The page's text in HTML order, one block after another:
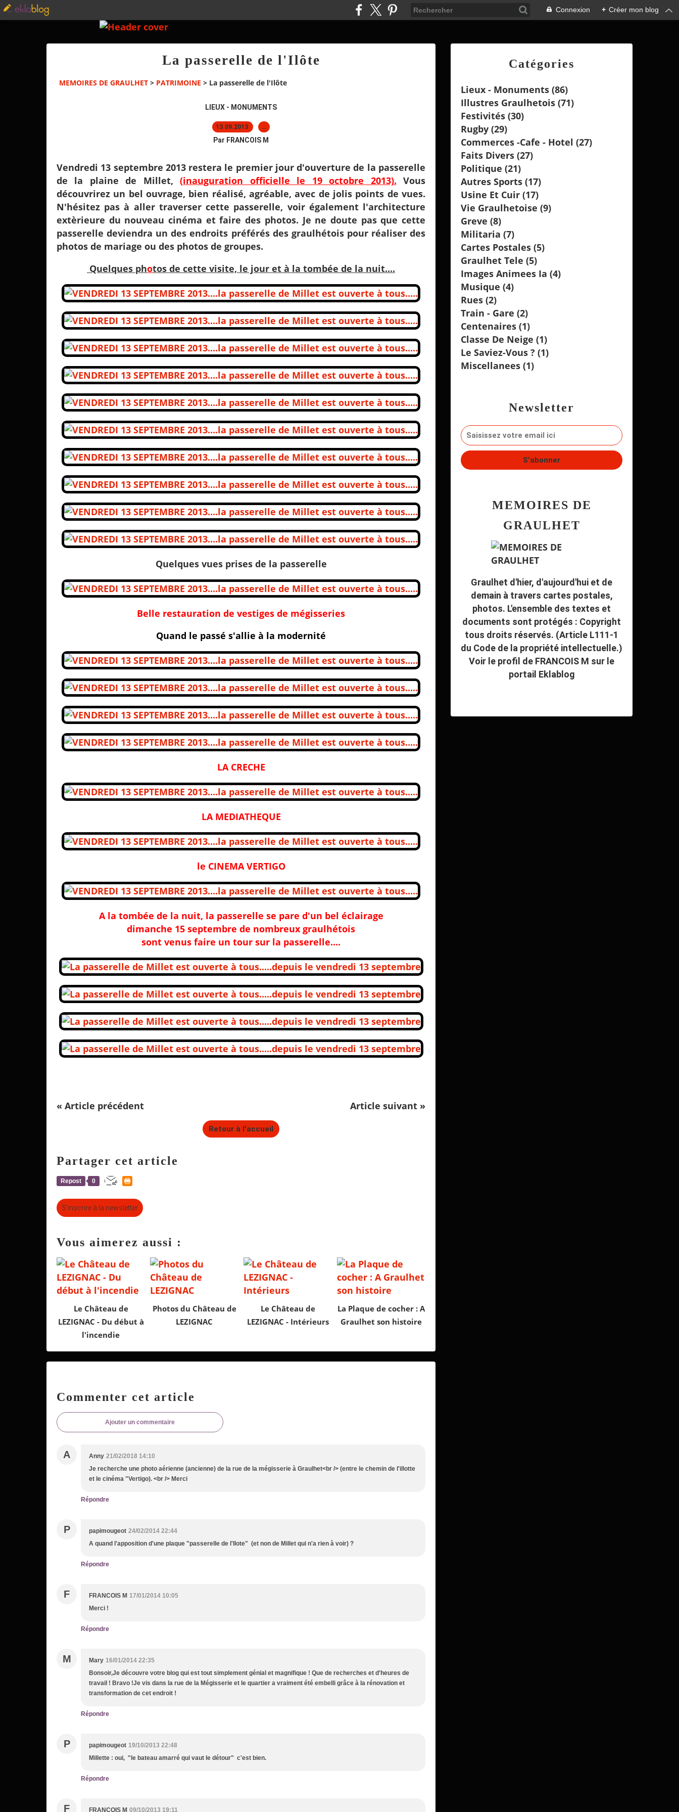
Connexion + Créer mon blog
La passerelle de l'Ilôte
MEMOIRES DE GRAULHET > PATRIMOINE > La passerelle de l'Ilôte
LIEUX - MONUMENTS
13.09.2013 …
Par FRANCOIS M
Vendredi 13 septembre 2013 restera le premier jour d'ouverture de la passerelle
de la plaine de Millet,(inauguration officielle le 19 octobre 2013). Vous
découvrirez un bel ouvrage, bien réalisé, agréable, avec de jolis points de vues.
N'hésitez pas à aller traverser cette passerelle, voir également l'architecture
extèrieure du nouveau cinéma et faire des photos. Je ne doute pas que cette
passerelle deviendra un des endroits préférés des graulhétois pour réaliser des
photos de mariage ou des photos de groupes.
Quelques photos de cette visite, le jour et à la tombée de la nuit....
Quelques vues prises de la passerelle
Belle restauration de vestiges de mégisseries
Quand le passé s'allie à la modernité
LA CRECHE
LA MEDIATHEQUE
le CINEMA VERTIGO
A la tombée de la nuit, la passerelle se pare d'un bel éclairage
dimanche 15 septembre de nombreux graulhétois
sont venus faire un tour sur la passerelle....
« Article précédent Article suivant »
Retour à l'accueil
Partager cet article
Repost 0
S'inscrire à la newsletter
Vous aimerez aussi :
Le Château de
LEZIGNAC - Du début à
l'incendie
Photos du Château de
LEZIGNAC
Le Château de
LEZIGNAC - Intérieurs
La Plaque de cocher : A
Graulhet son histoire
Commenter cet article
Ajouter un commentaire
A Anny 21/02/2018 14:10
Je recherche une photo aérienne (ancienne) de la rue de la mégisserie à Graulhet<br /> (entre le chemin de l'illotte
et le cinéma "Vertigo). <br /> Merci
Répondre
P papimougeot 24/02/2014 22:44
A quand l'apposition d'une plaque "passerelle de l'Ilote" (et non de Millet qui n'a rien à voir) ?
Répondre
F FRANCOIS M 17/01/2014 10:05
Merci !
Répondre
M Mary 16/01/2014 22:35
Bonsoir,Je découvre votre blog qui est tout simplement génial et magnifique ! Que de recherches et d'heures de
travail ! Bravo !Je vis dans la rue de la Mégisserie et le quartier a vraiment été embelli grâce à la rénovation et
transformation de cet endroit !
Répondre
P papimougeot 19/10/2013 22:48
Millette : oui, "le bateau amarré qui vaut le détour" c'est bien.
Répondre
F FRANCOIS M 09/10/2013 19:11
Newsletter
Catégories
Lieux - Monuments (86)
Illustres Graulhetois (71)
Festivités (30)
Rugby (29)
Commerces -cafe - Hotel (27)
Faits Divers (27)
Politique (21)
Autres Sports (17)
Usine Et Cuir (17)
Vie Graulhetoise (9)
Greve (8)
Militaria (7)
Cartes Postales (5)
Graulhet Tele (5)
Images Animees Ia (4)
Musique (4)
Rues (2)
Train - Gare (2)
Centenaires (1)
Classe De Neige (1)
Le Saviez-Vous ? (1)
Miscellanees (1)
MEMOIRES DE
GRAULHET
Graulhet d'hier, d'aujourd'hui et de
demain à travers cartes postales,
photos. L'ensemble des textes et
documents sont protégés : Copyright
tous droits réservés. (Article L111-1
du Code de la propriété intellectuelle.)
Voir le profil de FRANCOIS M sur le
portail Eklablog